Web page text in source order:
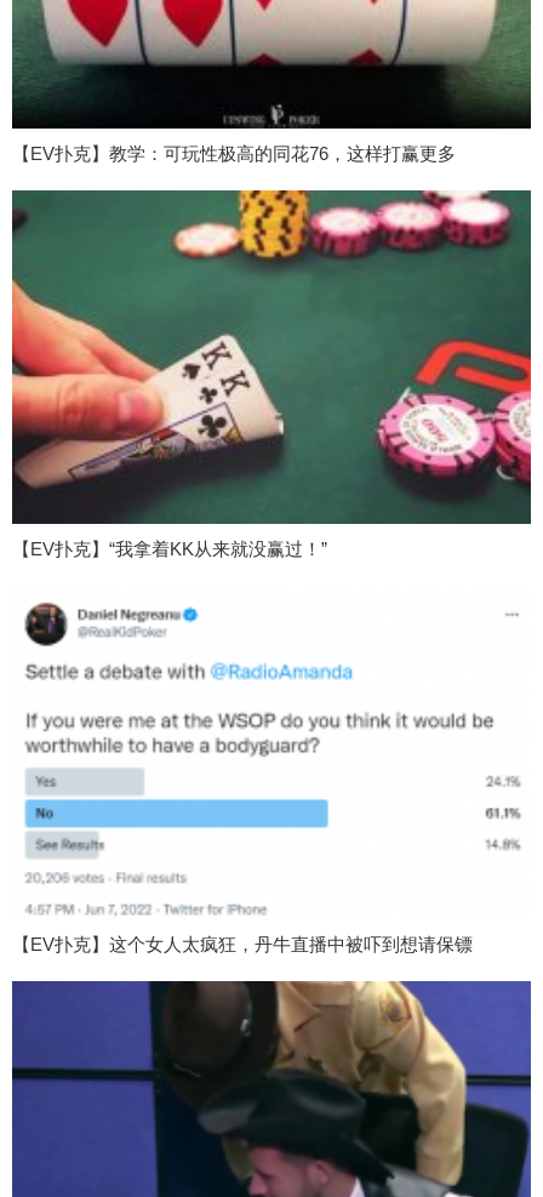
【EV扑克】教学：可玩性极高的同花76，这样打赢更多
【EV扑克】“我拿着KK从来就没赢过！”
【EV扑克】这个女人太疯狂，丹牛直播中被吓到想请保镖